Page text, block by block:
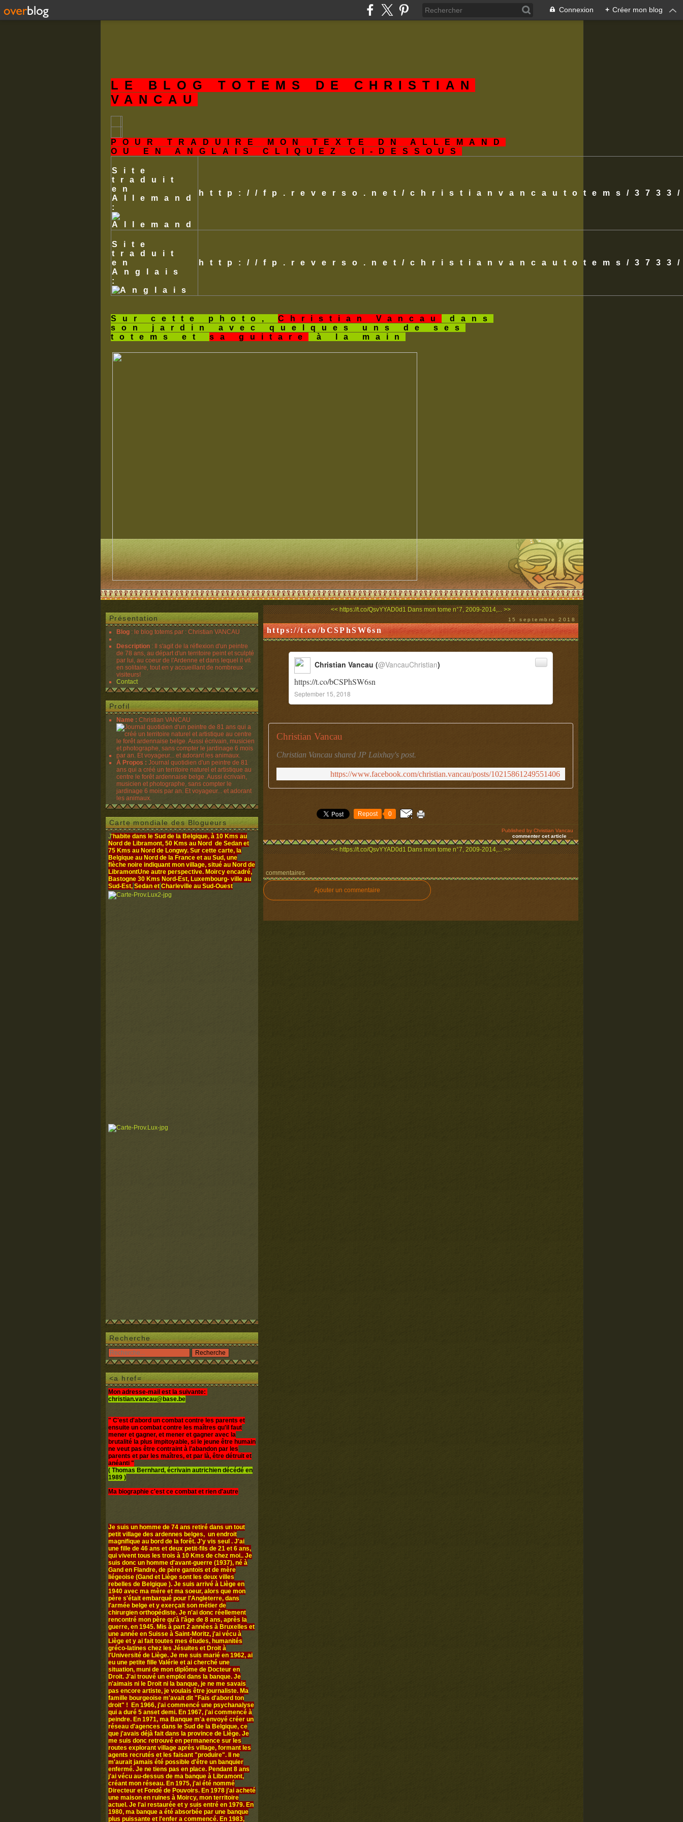
Connexion + Créer mon blog
LE BLOG TOTEMS DE CHRISTIAN
VANCAU
POUR TRADUIRE MON TEXTE DN ALLEMAND
OU EN ANGLAIS CLIQUEZ CI-DESSOUS
Site
traduit
en
Allemand
:
http://fp.reverso.net/christianvancautotems/
Site
traduit
en
Anglais
:
http://fp.reverso.net/christianvancautotems/
Sur cette photo, Christian Vancau
dans
son jardin avec quelques uns de ses
totems et sa guitare à la main
Présentation
Blog : le blog totems par : Christian VANCAU
Description : Il s'agit de la réflexion d'un peintre
de 78 ans, au départ d'un territoire peint et sculpté
par lui, au coeur de l'Ardenne et dans lequel il vit
en solitaire, tout en y accueillant de nombreux
visiteurs!
Contact
Profil
Name : Christian VANCAU
À Propos : Journal quotidien d'un peintre de 81
ans qui a créé un territoire naturel et artistique au
centre le forêt ardennaise belge. Aussi écrivain,
musicien et photographe, sans compter le
jardinage 6 mois par an. Et voyageur... et adorant
les animaux.
Carte mondiale des Blogueurs
J'habite dans le Sud de la Belgique, à 10 Kms au
Nord de Libramont, 50 Kms au Nord de Sedan et
75 Kms au Nord de Longwy. Sur cette carte, la
Belgique au Nord de la France et au Sud, une
flèche noire indiquant mon village, situé au Nord de
LibramontUne autre perspective. Moircy encadré,
Bastogne 30 Kms Nord-Est, Luxembourg- ville au
Sud-Est, Sedan et Charleville au Sud-Ouest
Recherche
<a href=
Mon adresse-mail est la suivante:
christian.vancau@base.be
" C'est d'abord un combat contre les parents et
ensuite un combat contre les maîtres qu'il faut
mener et gagner, et mener et gagner avec la
brutalité la plus impitoyable, si le jeune être humain
ne veut pas être contraint à l'abandon par les
parents et par les maîtres, et par là, être détruit et
anéanti "
( Thomas Bernhard, écrivain autrichien décédé en
1989 )
Ma biographie c'est ce combat et rien d'autre
Je suis un homme de 74 ans retiré dans un tout
petit village des ardennes belges, un endroit
magnifique au bord de la forêt. J'y vis seul . J'ai
une fille de 46 ans et deux petit-fils de 21 et 6 ans,
qui vivent tous les trois à 10 Kms de chez moi.. Je
suis donc un homme d'avant-guerre (1937), né à
Gand en Flandre, de père gantois et de mère
liégeoise (Gand et Liège sont les deux villes
rebelles de Belgique ). Je suis arrivé à Liège en
1940 avec ma mère et ma soeur, alors que mon
père s'était embarqué pour l'Angleterre, dans
l'armée belge et y exerçait son métier de
chirurgien orthopédiste. Je n'ai donc réellement
rencontré mon père qu'à l'âge de 8 ans, après la
guerre, en 1945. Mis à part 2 années à Bruxelles et
une année en Suisse à Saint-Moritz, j'ai vécu à
Liège et y ai fait toutes mes études, humanités
gréco-latines chez les Jésuites et Droit à
l'Université de Liège. Je me suis marié en 1962, ai
eu une petite fille Valérie et ai cherché une
situation, muni de mon diplôme de Docteur en
Droit. J'ai trouvé un emploi dans la banque. Je
n'aimais ni le Droit ni la banque, je ne me savais
pas encore artiste, je voulais être journaliste. Ma
famille bourgeoise m'avait dit "Fais d'abord ton
droit" ! En 1966, j'ai commencé une psychanalyse
qui a duré 5 anset demi. En 1967, j'ai commencé à
peindre. En 1971, ma Banque m'a envoyé créer un
réseau d'agences dans le Sud de la Belgique, ce
que j'avais déjà fait dans la province de Liège. Je
me suis donc retrouvé en permanence sur les
routes explorant village après village, formant les
agents recrutés et les faisant "produire". Il ne
m'aurait jamais été possible d'être un banquier
enfermé. Je ne tiens pas en place. Pendant 8 ans
j'ai vécu au-dessus de ma banque à Libramont,
créant mon réseau. En 1975, j'ai été nommé
Directeur et Fondé de Pouvoirs. En 1978 j'ai acheté
une maison en ruines à Moircy, mon territoire
actuel. Je l'ai restaurée et y suis entré en 1979. En
1980, ma banque a été absorbée par une banque
plus puissante et l'enfer a commencé. En 1983,
<< https://t.co/QsvYYAD0d1 Dans mon tome n°7, 2009-2014,... >>
15 septembre 2018
https://t.co/bCSPhSW6sn
https://t.co/bCSPhSW6sn
Christian Vancau (@VancauChristian)
September 15, 2018
Christian Vancau
Christian Vancau shared JP Laixhay's post.
https://www.facebook.com/christian.vancau/posts/10215861249551406
Repost 0
Published by Christian Vancau
commenter cet article
<< https://t.co/QsvYYAD0d1 Dans mon tome n°7, 2009-2014,... >>
commentaires
Ajouter un commentaire